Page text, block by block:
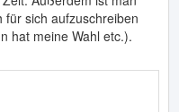
sich aufzuschreiben
hat meine Wahl etc.).